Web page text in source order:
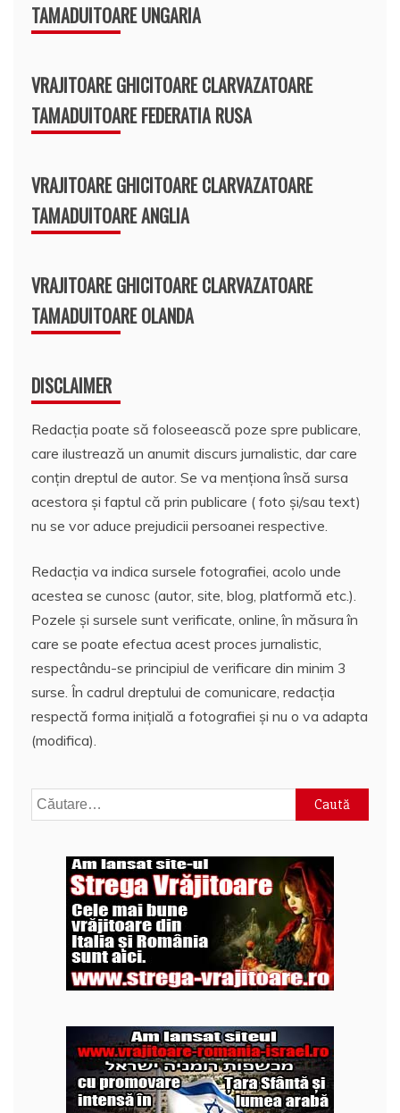
TAMADUITOARE UNGARIA
VRAJITOARE GHICITOARE CLARVAZATOARE
TAMADUITOARE FEDERATIA RUSA
VRAJITOARE GHICITOARE CLARVAZATOARE
TAMADUITOARE ANGLIA
VRAJITOARE GHICITOARE CLARVAZATOARE
TAMADUITOARE OLANDA
DISCLAIMER
Redacția poate să foloseească poze spre publicare,
care ilustrează un anumit discurs jurnalistic, dar care
conțin dreptul de autor. Se va menționa însă sursa
acestora și faptul că prin publicare ( foto și/sau text)
nu se vor aduce prejudicii persoanei respective.
Redacția va indica sursele fotografiei, acolo unde
acestea se cunosc (autor, site, blog, platformă etc.).
Pozele și sursele sunt verificate, online, în măsura în
care se poate efectua acest proces jurnalistic,
respectându-se principiul de verificare din minim 3
surse. În cadrul dreptului de comunicare, redacția
respectă forma inițială a fotografiei și nu o va adapta
(modifica).
Caută
după: